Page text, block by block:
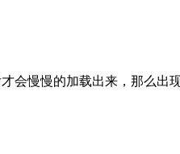
会慢慢的加载出来，那么出